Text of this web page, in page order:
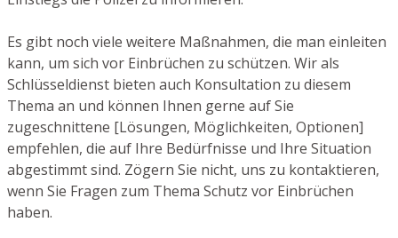
Es gibt noch viele weitere Maßnahmen, die man einleiten
kann, um sich vor Einbrüchen zu schützen. Wir als
Schlüsseldienst bieten auch Konsultation zu diesem
Thema an und können Ihnen gerne auf Sie
zugeschnittene [Lösungen, Möglichkeiten, Optionen]
empfehlen, die auf Ihre Bedürfnisse und Ihre Situation
abgestimmt sind. Zögern Sie nicht, uns zu kontaktieren,
wenn Sie Fragen zum Thema Schutz vor Einbrüchen
haben.